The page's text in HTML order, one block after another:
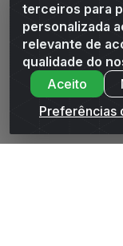
terceiros para
personalizada
relevante de
qualidade do
Aceito
Preferências
Andrade
Arapiraca/AL -